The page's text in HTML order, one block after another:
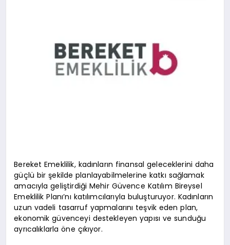
Bereket Emeklilik, kadınların finansal geleceklerini daha
güçlü bir şekilde planlayabilmelerine katkı sağlamak
amacıyla geliştirdiği Mehir Güvence Katılım Bireysel
Emeklilik Planı’nı katılımcılarıyla buluşturuyor. Kadınların
uzun vadeli tasarruf yapmalarını teşvik eden plan,
ekonomik güvenceyi destekleyen yapısı ve sunduğu
ayrıcalıklarla öne çıkıyor.